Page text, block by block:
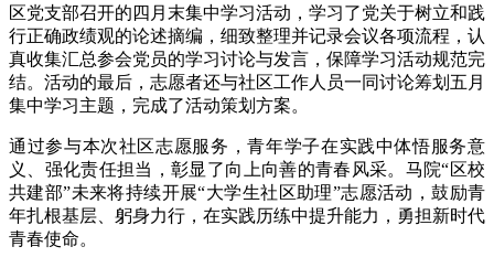
区党支部召开的四月末集中学习活动，学习了党关于树立和践
行正确政绩观的论述摘编，细致整理并记录会议各项流程，认
真收集汇总参会党员的学习讨论与发言，保障学习活动规范完
结。活动的最后，志愿者还与社区工作人员一同讨论筹划五月
集中学习主题，完成了活动策划方案。
通过参与本次社区志愿服务，青年学子在实践中体悟服务意
义、强化责任担当，彰显了向上向善的青春风采。马院“区校
共建部”未来将持续开展“大学生社区助理”志愿活动，鼓励青
年扎根基层、躬身力行，在实践历练中提升能力，勇担新时代
青春使命。